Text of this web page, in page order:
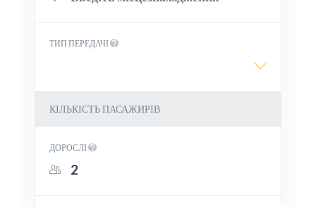
ТИП ПЕРЕДАЧІ
КІЛЬКІСТЬ ПАСАЖИРІВ
ДОРОСЛІ